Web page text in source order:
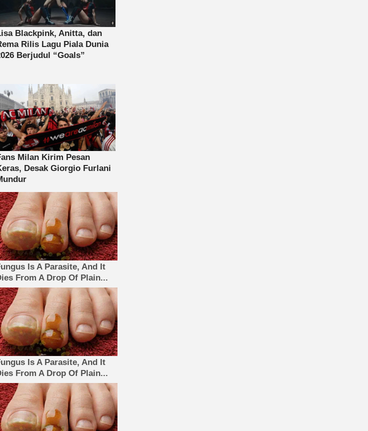
Is A Parasite, And It
From A Drop Of Plain...
Is A Parasite, And It
From A Drop Of Plain...